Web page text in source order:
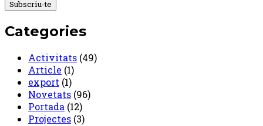
Categories
Activitats (49)
Article (1)
export (1)
Novetats (96)
Portada (12)
Projectes (3)